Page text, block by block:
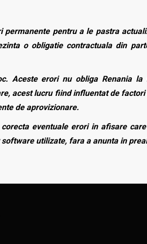
pentru a le pastra
o obligatie contractuala din
Aceste erori nu obliga Renania
acest lucru fiind influentat de
de aprovizionare.
eventuale erori in afisare
utilizate, fara a anunta in